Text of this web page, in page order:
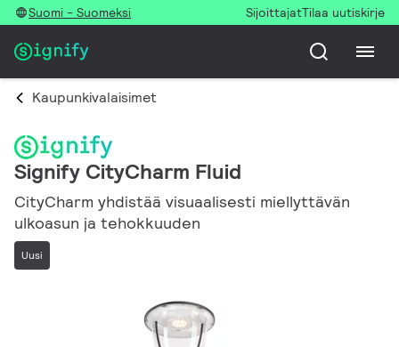
Suomi - Suomeksi SijoittajatTilaa uutiskirje
Kaupunkivalaisimet
Signify CityCharm Fluid
CityCharm yhdistää visuaalisesti miellyttävän
ulkoasun ja tehokkuuden
Uusi